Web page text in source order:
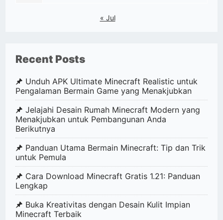
« Jul
Recent Posts
Unduh APK Ultimate Minecraft Realistic untuk
Pengalaman Bermain Game yang Menakjubkan
Jelajahi Desain Rumah Minecraft Modern yang
Menakjubkan untuk Pembangunan Anda
Berikutnya
Panduan Utama Bermain Minecraft: Tip dan Trik
untuk Pemula
Cara Download Minecraft Gratis 1.21: Panduan
Lengkap
Buka Kreativitas dengan Desain Kulit Impian
Minecraft Terbaik